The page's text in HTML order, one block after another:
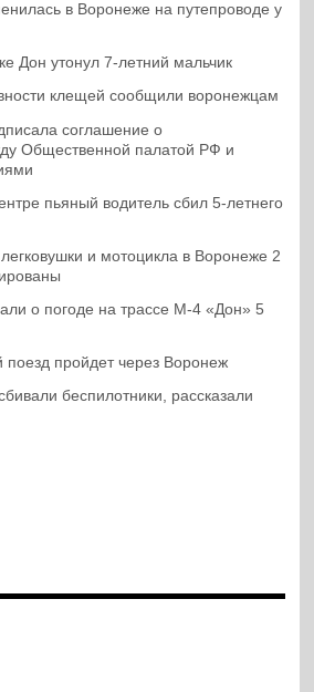
в Воронеже на путепроводе у
Дон утонул 7-летний мальчик
клещей сообщили воронежцам
соглашение о
Общественной палатой РФ и
пьяный водитель сбил 5-летнего
и мотоцикла в Воронеже 2
о погоде на трассе М-4 «Дон» 5
поезд пройдет через Воронеж
беспилотники, рассказали